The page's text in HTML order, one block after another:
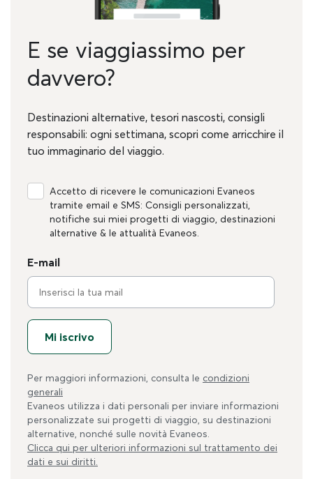
E se viaggiassimo per
davvero?
Destinazioni alternative, tesori nascosti, consigli
responsabili: ogni settimana, scopri come arricchire il
tuo immaginario del viaggio.
Accetto di ricevere le comunicazioni Evaneos
tramite email e SMS: Consigli personalizzati,
notifiche sui miei progetti di viaggio, destinazioni
alternative & le attualità Evaneos.
E-mail
Mi iscrivo
Per maggiori informazioni, consulta le condizioni
generali
Evaneos utilizza i dati personali per inviare informazioni
personalizzate sui progetti di viaggio, su destinazioni
alternative, nonché sulle novità Evaneos.
Clicca qui per ulteriori informazioni sul trattamento dei
dati e sui diritti.